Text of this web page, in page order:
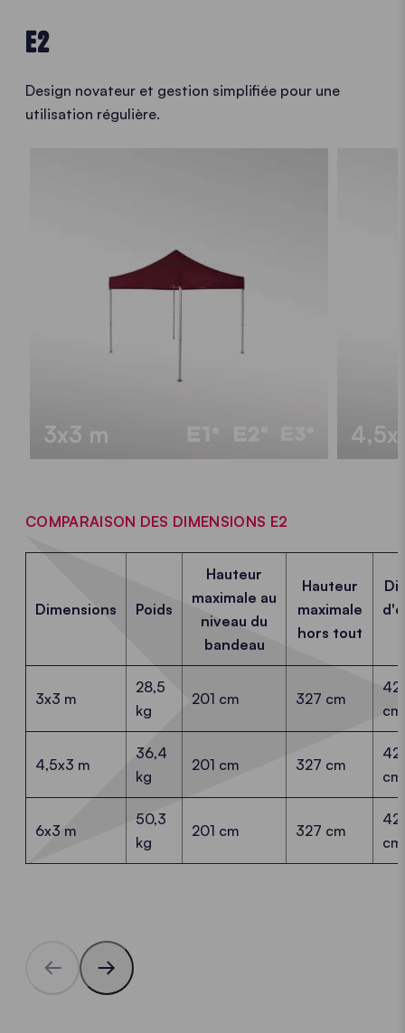
E2
Design novateur et gestion simplifiée pour une
utilisation régulière.
3x3 m
COMPARAISON DES DIMENSIONS E2
Dimensions Poids
Hauteur
maximale au
niveau du
bandeau
Hauteur
maximale
hors tout
3x3 m
28,5
kg
201 cm 327 cm
cm
4,5x3 m
36,4
kg
201 cm 327 cm
cm
6x3 m
50,3
kg
201 cm 327 cm
cm